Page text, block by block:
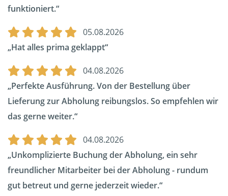
funktioniert.
05.08.2026
Hat alles prima geklappt
04.08.2026
Perfekte Ausführung. Von der Bestellung über
Lieferung zur Abholung reibungslos. So empfehlen wir
das gerne weiter.
04.08.2026
Unkomplizierte Buchung der Abholung, ein sehr
freundlicher Mitarbeiter bei der Abholung - rundum
gut betreut und gerne jederzeit wieder.